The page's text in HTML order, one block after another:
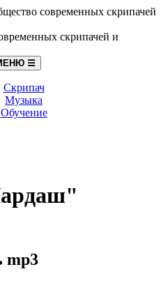
☰
Скрипач
Музыка
Обучение
mp3